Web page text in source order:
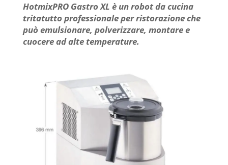
HotmixPRO Gastro XL è un robot da cucina
tritatutto professionale per ristorazione che
può emulsionare, polverizzare, montare e
cuocere ad alte temperature.